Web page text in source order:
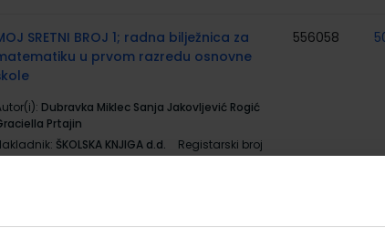
SRETNI BROJ 1; radna bilježnica za
u prvom razredu osnovne
Dubravka Miklec Sanja Jakovljević Rogić
Prtajin
ŠKOLSKA KNJIGA d.d.
Registarski broj
6123-DOM
556058
u prvom razredu osnovne